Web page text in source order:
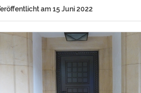
am 15 Juni 2022